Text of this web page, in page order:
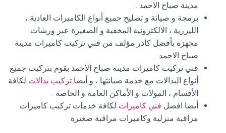
مدينة صباح الاحمد .
برمجة و صيانة و تصليح جميع أنواع الكاميرات العادية ،
الليزرية ، الالكترونية المخفية و الصغيرة عبر ورشات
مجهزة بأفضل كادر مؤلف من فني تركيب كاميرات مدينة
صباح الاحمد .
فني تركيب كاميرات مدينة صباح الاحمد بقوم بتركيب جميع
أنواع البدالات مع خدمة صيانتها ، و أيضا تركيب بدالات لكافة
الأقسام ، المولات و الأماكن العامة و الخاصة .
أيضا افضل فني كاميرات لكافة خدمات تركيب كاميرات
مراقبة منزلية وكاميرات مراقبة صغيرة